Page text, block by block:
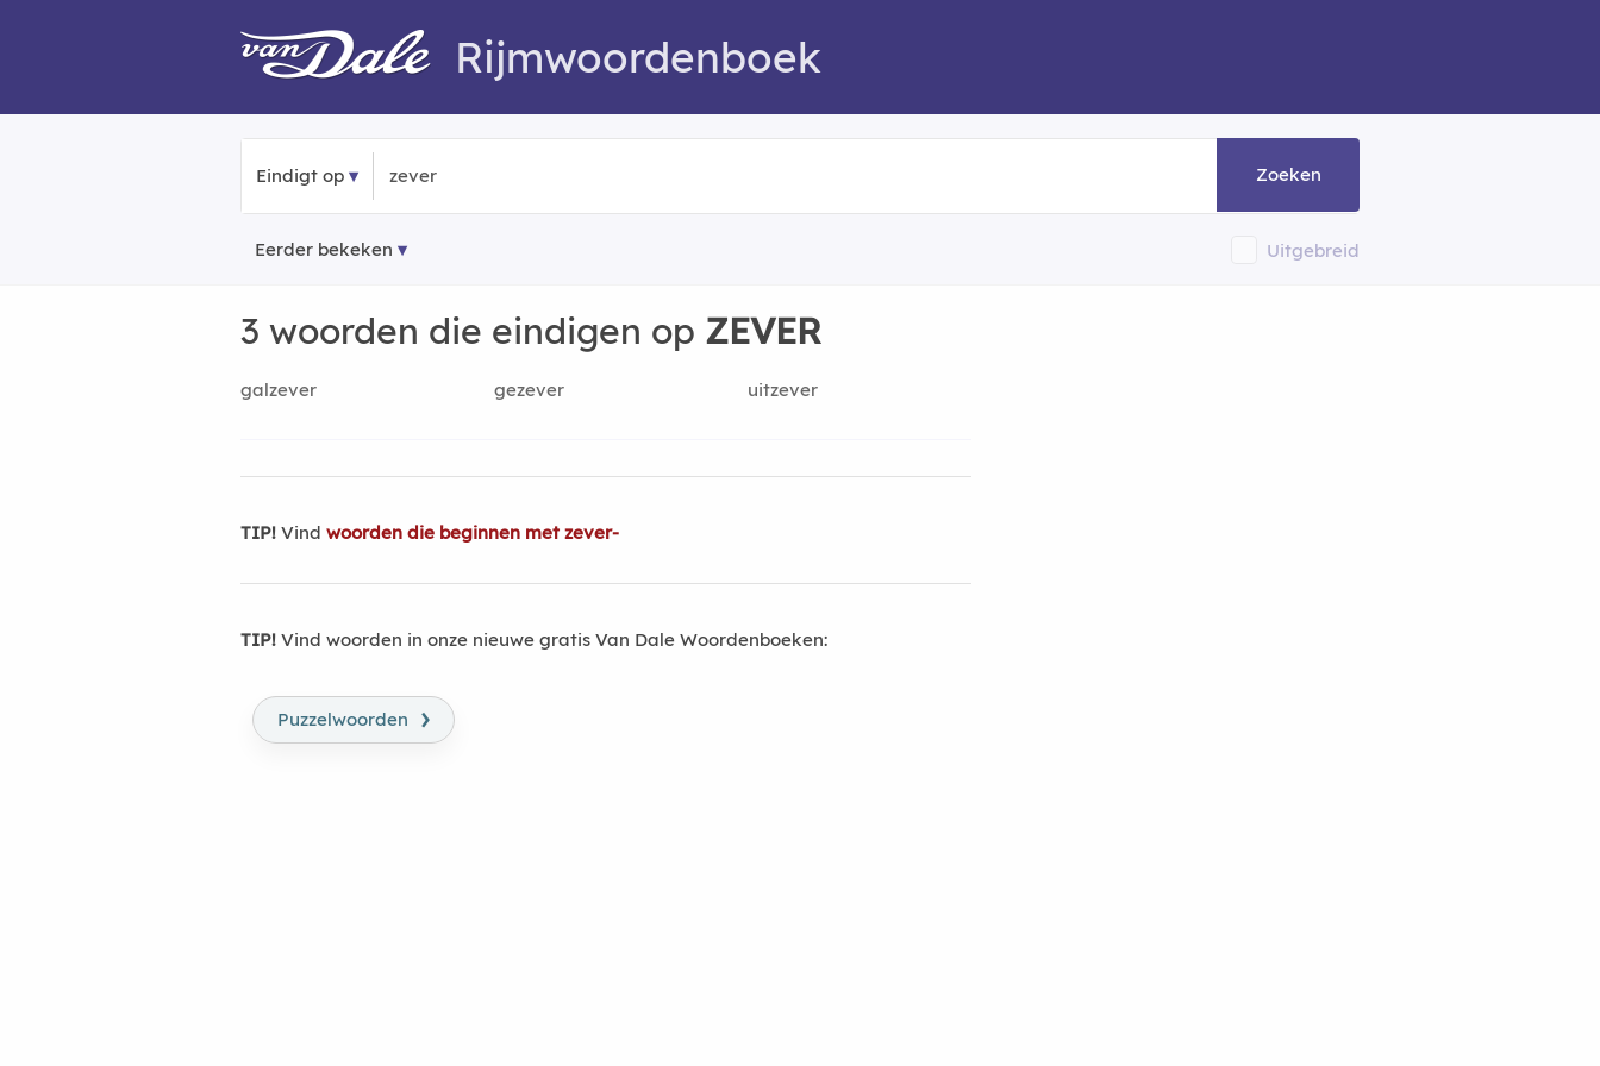
Rijmwoordenboek
Eindigt op Zoeken
Eerder bekeken Uitgebreid
3 woorden die eindigen op ZEVER
galzever gezever uitzever
TIP! Vind woorden die beginnen met zever-
TIP! Vind woorden in onze nieuwe gratis Van Dale Woordenboeken:
Puzzelwoorden ›